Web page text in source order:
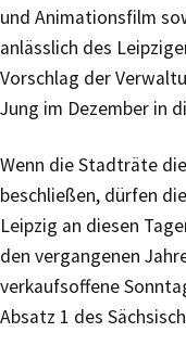
und Animationsfilm
anlässlich des
Vorschlag der
Jung im Dezember in
Wenn die Stadträte
beschließen, dürfen
Leipzig an diesen
den vergangenen
verkaufsoffene
Absatz 1 des